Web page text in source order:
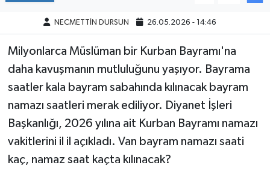
NECMETTİN DURSUN 26.05.2026 - 14:46
Milyonlarca Müslüman bir Kurban Bayramı'na
daha kavuşmanın mutluluğunu yaşıyor. Bayrama
saatler kala bayram sabahında kılınacak bayram
namazı saatleri merak ediliyor. Diyanet İşleri
Başkanlığı, 2026 yılına ait Kurban Bayramı namazı
vakitlerini il il açıkladı. Van bayram namazı saati
kaç, namaz saat kaçta kılınacak?